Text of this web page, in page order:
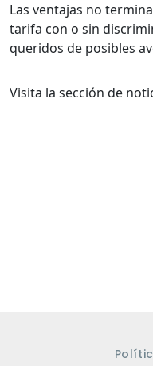
Las ventajas no
tarifa con o sin
queridos de posibles
Visita la sección de